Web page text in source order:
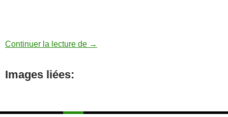
Continuer la lecture de Nos « identités » sont en péril.
→
Images liées: